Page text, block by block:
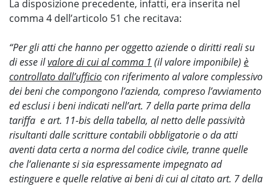
La disposizione precedente, infatti, era inserita nel
comma 4 dell’articolo 51 che recitava:
“Per gli atti che hanno per oggetto aziende o diritti reali su
di esse ilvalore di cui al comma 1 (il valore imponibile) è
controllato dall’ufficiocon riferimento al valore complessivo
dei beni che compongono l’azienda, compreso l’avviamento
ed esclusi i beni indicati nell’art. 7 della parte prima della
tariffa e art. 11-bis della tabella, al netto delle passività
risultanti dalle scritture contabili obbligatorie o da atti
aventi data certa a norma del codice civile, tranne quelle
che l’alienante si sia espressamente impegnato ad
estinguere e quelle relative ai beni di cui al citato art. 7 della